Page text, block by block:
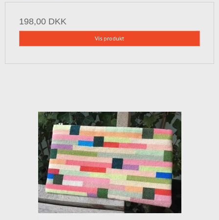
198,00 DKK
Vis produkt